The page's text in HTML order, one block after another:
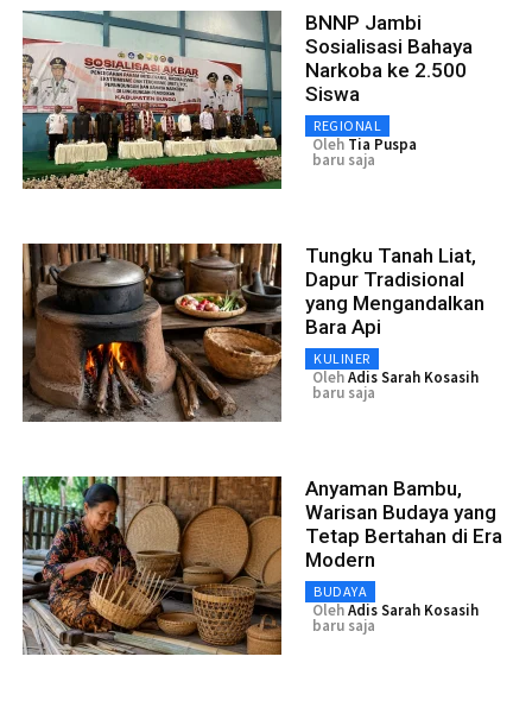
BNNP Jambi
Sosialisasi Bahaya
Narkoba ke 2.500
Siswa
REGIONAL
Oleh Tia Puspa
baru saja
Tungku Tanah Liat,
Dapur Tradisional
yang Mengandalkan
Bara Api
KULINER
OlehAdis Sarah Kosasih
baru saja
Anyaman Bambu,
Warisan Budaya yang
Tetap Bertahan di Era
Modern
BUDAYA
OlehAdis Sarah Kosasih
baru saja